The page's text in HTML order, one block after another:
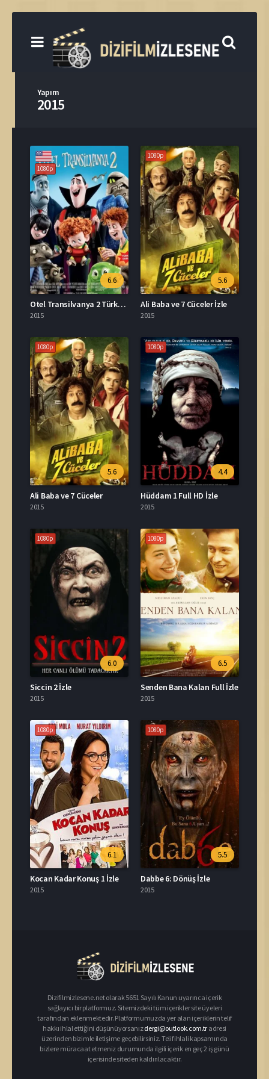
Yapım
2015
1080p
6.6
Otel Transilvanya 2 Türkçe Dublaj İzle
2015
1080p
5.6
Ali Baba ve 7 Cüceler İzle
2015
1080p
5.6
Ali Baba ve 7 Cüceler
2015
1080p
4.4
Hüddam 1 Full HD İzle
2015
1080p
6.0
Siccin 2 İzle
2015
1080p
6.5
Senden Bana Kalan Full İzle
2015
1080p
6.1
Kocan Kadar Konuş 1 İzle
2015
1080p
5.5
Dabbe 6: Dönüş İzle
2015
Dizifilmizlesene.net olarak 5651 Sayılı Kanun uyarınca içerik
sağlayıcı bir platformuz. Sitemizdeki tüm içerikler site üyeleri
tarafından eklenmektedir. Platformumuzda yer alan içeriklerin telif
hakkı ihlal ettiğini düşünüyorsanızdergi@outlook.com.tr adresi
üzerinden bizimle iletişime geçebilirsiniz. Telif ihlali kapsamında
bizlere müracaat etmeniz durumunda ilgili içerik en geç 2 iş günü
içerisinde siteden kaldırılacaktır.